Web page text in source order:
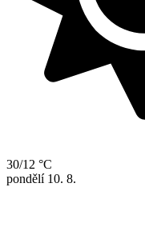
30/12 °C
pondělí 10. 8.